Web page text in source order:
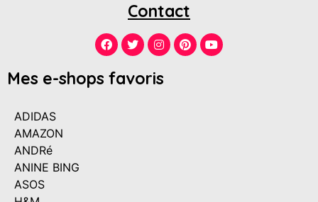
Contact
Mes e-shops favoris
ADIDAS
AMAZON
ANDRé
ANINE BING
ASOS